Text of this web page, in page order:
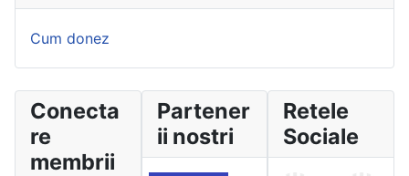
Cum donez
Conecta
re
membrii
Partener
ii nostri
Retele
Sociale